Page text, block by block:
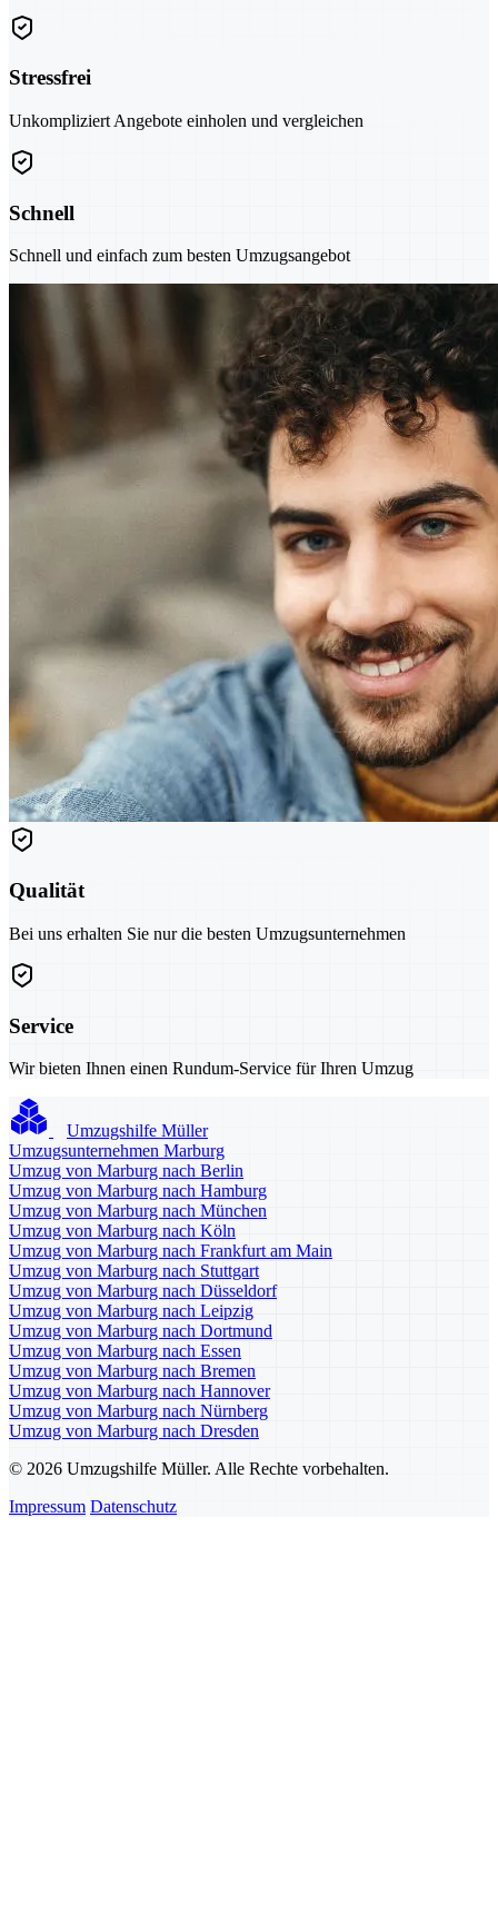
Stressfrei
Unkompliziert Angebote einholen und vergleichen
Schnell
Schnell und einfach zum besten Umzugsangebot
Qualität
Bei uns erhalten Sie nur die besten Umzugsunternehmen
Service
Wir bieten Ihnen einen Rundum-Service für Ihren Umzug
Umzugshilfe Müller
Umzugsunternehmen Marburg
Umzug von Marburg nach Berlin
Umzug von Marburg nach Hamburg
Umzug von Marburg nach München
Umzug von Marburg nach Köln
Umzug von Marburg nach Frankfurt am Main
Umzug von Marburg nach Stuttgart
Umzug von Marburg nach Düsseldorf
Umzug von Marburg nach Leipzig
Umzug von Marburg nach Dortmund
Umzug von Marburg nach Essen
Umzug von Marburg nach Bremen
Umzug von Marburg nach Hannover
Umzug von Marburg nach Nürnberg
Umzug von Marburg nach Dresden
© 2026 Umzugshilfe Müller. Alle Rechte vorbehalten.
Impressum Datenschutz